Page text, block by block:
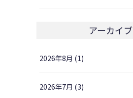
アーカイブ
2026年8月 (1)
2026年7月 (3)